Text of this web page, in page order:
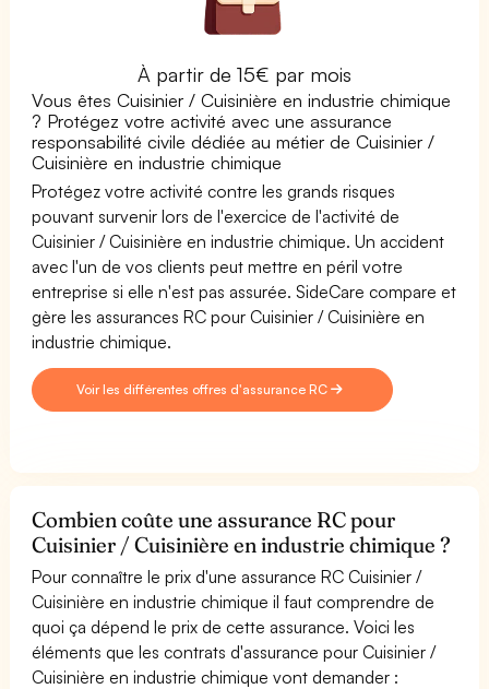
À partir de 15€ par mois
Vous êtes Cuisinier / Cuisinière en industrie chimique
? Protégez votre activité avec une assurance
responsabilité civile dédiée au métier de Cuisinier /
Cuisinière en industrie chimique
Protégez votre activité contre les grands risques
pouvant survenir lors de l'exercice de l'activité de
Cuisinier / Cuisinière en industrie chimique. Un accident
avec l'un de vos clients peut mettre en péril votre
entreprise si elle n'est pas assurée. SideCare compare et
gère les assurances RC pour Cuisinier / Cuisinière en
industrie chimique.
Voir les différentes offres d'assurance RC
Combien coûte une assurance RC pour
Cuisinier / Cuisinière en industrie chimique ?
Pour connaître le prix d'une assurance RC Cuisinier /
Cuisinière en industrie chimique il faut comprendre de
quoi ça dépend le prix de cette assurance. Voici les
éléments que les contrats d'assurance pour Cuisinier /
Cuisinière en industrie chimique vont demander :